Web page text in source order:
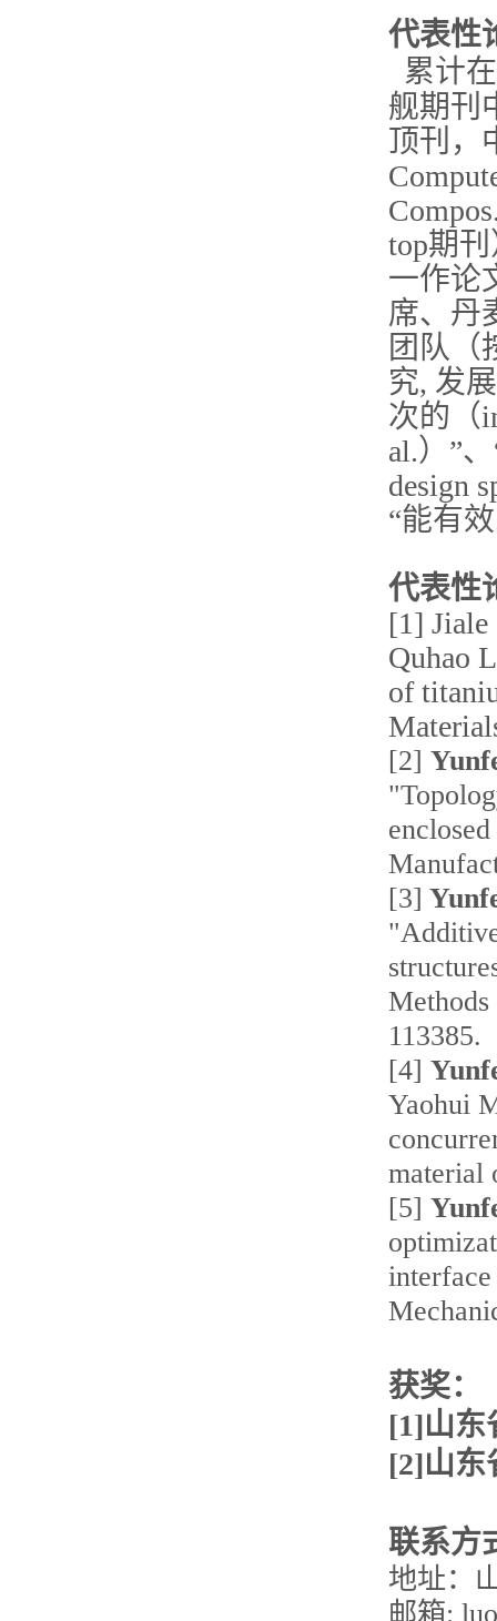
代表性
累计
舰期刊
顶刊，
top期
一作论
席、丹
团队（
究, 发
次的（
al.）”
design
“能有
代表性
[1] Jiale
Quhao
of
[2]
[3]
113385.
[4]
Yaohui
material
[5]
获奖：
[1]山东
[2]山东
联系方
地址：
邮箱: